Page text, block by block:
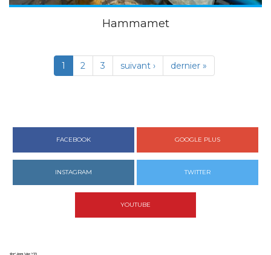
Hammamet
1 2 3 suivant › dernier »
FACEBOOK GOOGLE PLUS
INSTAGRAM TWITTER
YOUTUBE